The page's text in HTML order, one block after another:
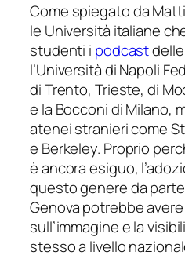
Come spiegato da
le Università italiane
studenti i podcast
l’Università di Napoli
di Trento, Trieste, di
e la Bocconi di Milano,
atenei stranieri come
e Berkeley. Proprio
è ancora esiguo,
questo genere da
Genova potrebbe
sull’immagine e la
stesso a livello